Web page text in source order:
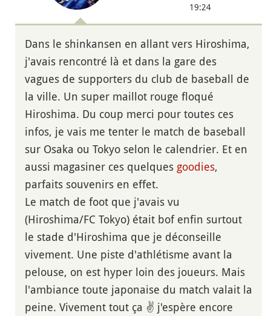
19:24
Dans le shinkansen en allant vers Hiroshima,
j'avais rencontré là et dans la gare des
vagues de supporters du club de baseball de
la ville. Un super maillot rouge floqué
Hiroshima. Du coup merci pour toutes ces
infos, je vais me tenter le match de baseball
sur Osaka ou Tokyo selon le calendrier. Et en
aussi magasiner ces quelques goodies,
parfaits souvenirs en effet.
Le match de foot que j'avais vu
(Hiroshima/FC Tokyo) était bof enfin surtout
le stade d'Hiroshima que je déconseille
vivement. Une piste d'athlétisme avant la
pelouse, on est hyper loin des joueurs. Mais
l'ambiance toute japonaise du match valait la
peine. Vivement tout ça ✌ j'espère encore